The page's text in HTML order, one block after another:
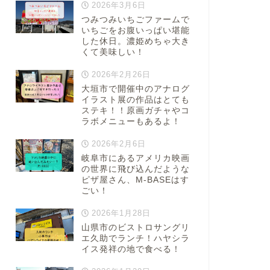
2026年3月6日
つみつみいちごファームで
いちごをお腹いっぱい堪能
した休日。濃姫めちゃ大き
くて美味しい！
2026年2月26日
大垣市で開催中のアナログ
イラスト展の作品はとても
ステキ！！原画ガチャやコ
ラボメニューもあるよ！
2026年2月6日
岐阜市にあるアメリカ映画
の世界に飛び込んだような
ピザ屋さん、M-BASEはす
ごい！
2026年1月28日
山県市のビストロサングリ
エ久助でランチ！ハヤシラ
イス発祥の地で食べる！